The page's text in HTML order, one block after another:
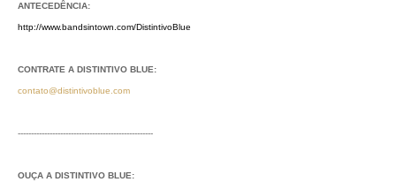
ANTECEDÊNCIA:
http://www.bandsintown.com/DistintivoBlue
CONTRATE A DISTINTIVO BLUE:
contato@distintivoblue.com
---------------------------------------------------
OUÇA A DISTINTIVO BLUE: